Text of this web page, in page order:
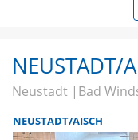
NEUSTADT/
Neustadt Bad
NEUSTADT/AISCH